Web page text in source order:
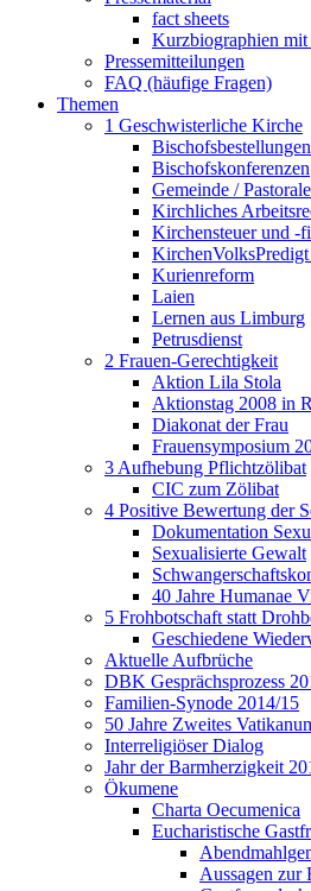
fact sheets
Kurzbiographien mit
Pressemitteilungen
FAQ (häufige Fragen)
Themen
1 Geschwisterliche Kirche
Bischofsbestellungen
Bischofskonferenzen
Gemeinde /
Kirchliches
Kirchensteuer und -
Kurienreform
Laien
Lernen aus Limburg
Petrusdienst
2 Frauen-Gerechtigkeit
Aktion Lila Stola
Aktionstag 2008 in
Diakonat der Frau
Frauensymposium
3 Aufhebung Pflichtzölibat
CIC zum Zölibat
4 Positive Bewertung der
Dokumentation
Sexualisierte Gewalt
40 Jahre Humanae
5 Frohbotschaft statt
Geschiedene
Aktuelle Aufbrüche
DBK Gesprächsprozess
Familien-Synode 2014/15
50 Jahre Zweites
Interreligiöser Dialog
Jahr der Barmherzigkeit
Ökumene
Charta Oecumenica
Eucharistische
Aussagen zur